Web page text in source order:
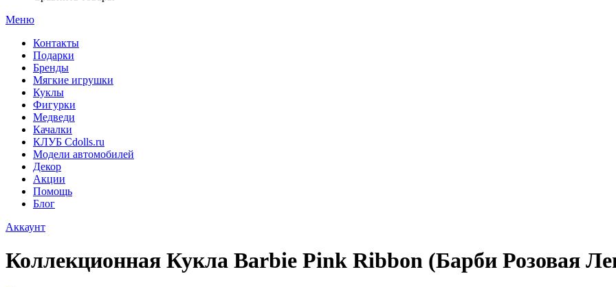
Меню
Контакты
Подарки
Бренды
Мягкие игрушки
Куклы
Фигурки
Медведи
Качалки
КЛУБ Cdolls.ru
Модели автомобилей
Декор
Акции
Помощь
Блог
Аккаунт
Коллекционная Кукла Barbie Pink Ribbon (Барби Розовая